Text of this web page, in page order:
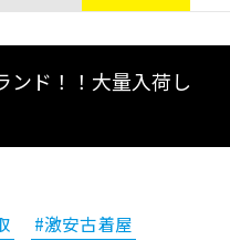
ンド！！大量入荷し
#激安古着屋